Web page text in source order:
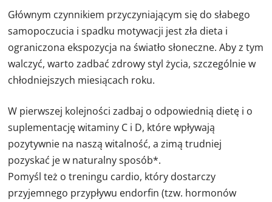
Głównym czynnikiem przyczyniającym się do słabego
samopoczucia i spadku motywacji jest zła dieta i
ograniczona ekspozycja na światło słoneczne. Aby z tym
walczyć, warto zadbać zdrowy styl życia, szczególnie w
chłodniejszych miesiącach roku.
W pierwszej kolejności zadbaj o odpowiednią dietę i o
suplementację witaminy C i D, które wpływają
pozytywnie na naszą witalność, a zimą trudniej
pozyskać je w naturalny sposób*.
Pomyśl też o treningu cardio, który dostarczy
przyjemnego przypływu endorfin (tzw. hormonów